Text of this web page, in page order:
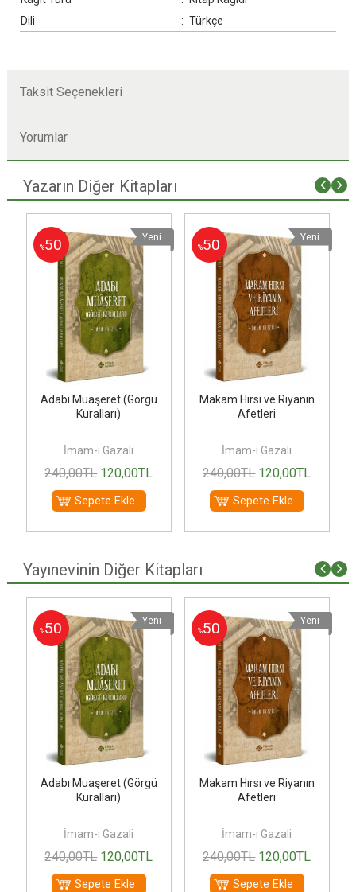
Dili
: Türkçe
Taksit Seçenekleri
Yorumlar
Yazarın Diğer Kitapları
%50 Yeni
Adabı Muaşeret (Görgü
Kuralları)
İmam-ı Gazali
240,00TL 120,00TL
Sepete Ekle
%50 Yeni
Makam Hırsı ve Riyanın
Afetleri
İmam-ı Gazali
240,00TL 120,00TL
Sepete Ekle
Yayınevinin Diğer Kitapları
%50 Yeni
Adabı Muaşeret (Görgü
Kuralları)
İmam-ı Gazali
240,00TL 120,00TL
Sepete Ekle
%50 Yeni
Makam Hırsı ve Riyanın
Afetleri
İmam-ı Gazali
240,00TL 120,00TL
Sepete Ekle